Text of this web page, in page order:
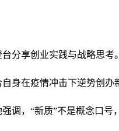
分享创业实践与战略思
身在疫情冲击下逆势创
，“新质”不是概念口号